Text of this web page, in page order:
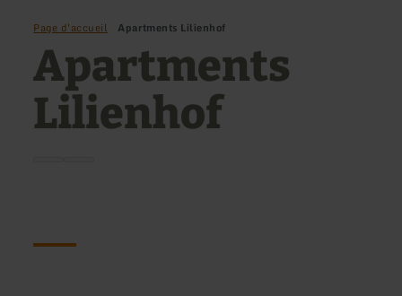
Page d'accueil Apartments Lilienhof
Apartments
Lilienhof